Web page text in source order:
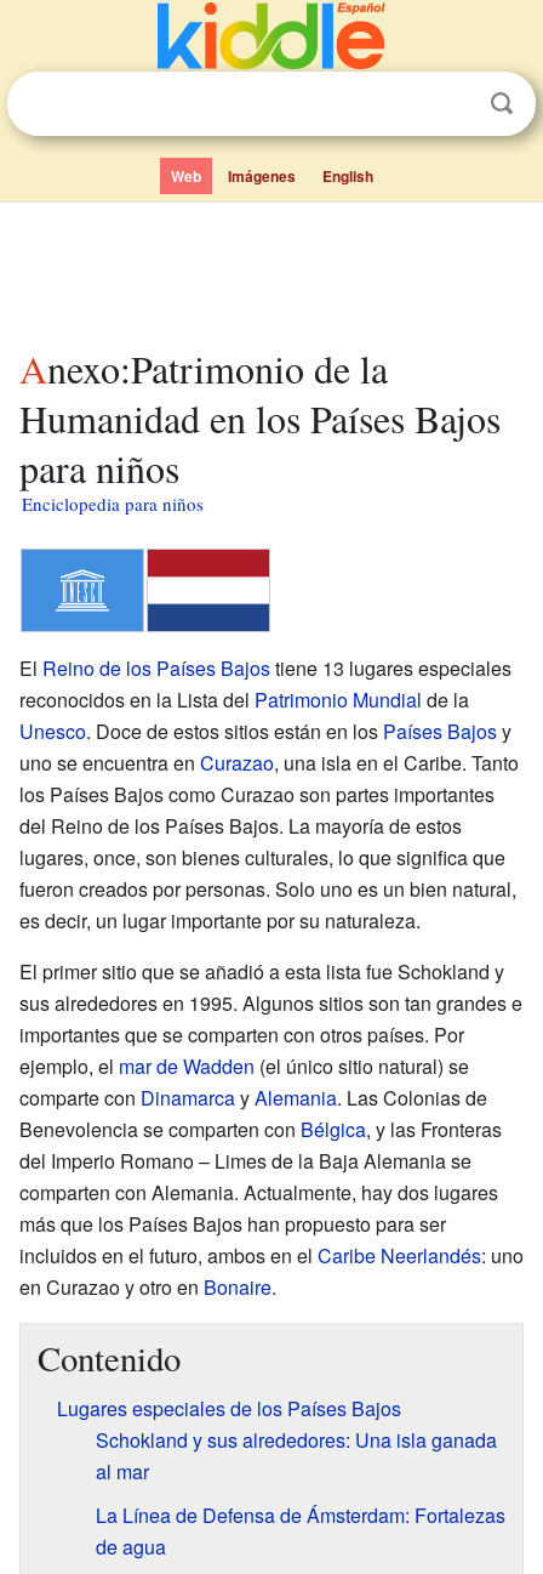
Web Imágenes English
Anexo:Patrimonio de la
Humanidad en los Países Bajos
para niños
Enciclopedia para niños
El Reino de los Países Bajostiene 13 lugares especiales
reconocidos en la Lista del Patrimonio Mundial de la
Unesco. Doce de estos sitios están en los Países Bajosy
uno se encuentra en Curazao, una isla en el Caribe. Tanto
los Países Bajos como Curazao son partes importantes
del Reino de los Países Bajos. La mayoría de estos
lugares, once, son bienes culturales, lo que significa que
fueron creados por personas. Solo uno es un bien natural,
es decir, un lugar importante por su naturaleza.
El primer sitio que se añadió a esta lista fue Schokland y
sus alrededores en 1995. Algunos sitios son tan grandes e
importantes que se comparten con otros países. Por
ejemplo, el mar de Wadden (el único sitio natural) se
comparte con DinamarcayAlemania. Las Colonias de
Benevolencia se comparten con Bélgica, y las Fronteras
del Imperio Romano – Limes de la Baja Alemania se
comparten con Alemania. Actualmente, hay dos lugares
más que los Países Bajos han propuesto para ser
incluidos en el futuro, ambos en el Caribe Neerlandés: uno
en Curazao y otro en Bonaire.
Contenido
Lugares especiales de los Países Bajos
Schokland y sus alrededores: Una isla ganada
al mar
La Línea de Defensa de Ámsterdam: Fortalezas
de agua